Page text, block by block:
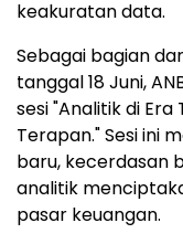
keakuratan data.
Sebagai bagian
tanggal 18 Juni,
sesi "Analitik di
Terapan." Sesi ini
baru, kecerdasan
analitik
pasar keuangan.